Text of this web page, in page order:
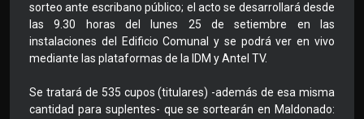
sorteo ante escribano público; el acto se desarrollará desde
las 9.30 horas del lunes 25 de setiembre en las
instalaciones del Edificio Comunal y se podrá ver en vivo
mediante las plataformas de la IDM y Antel TV.
Se tratará de 535 cupos (titulares) -además de esa misma
cantidad para suplentes- que se sortearán en Maldonado: